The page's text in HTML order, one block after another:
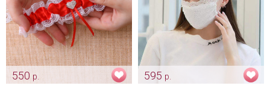
550 р.
595 р.